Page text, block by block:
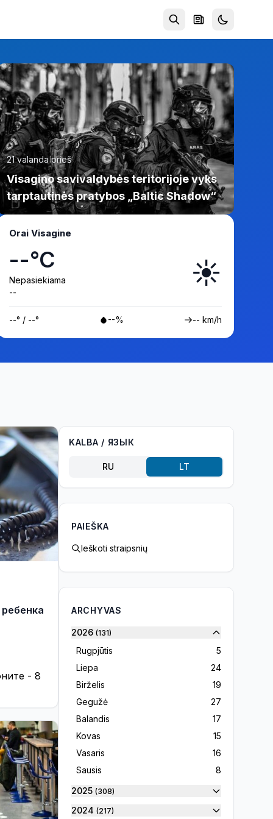
21 valanda prieš
Visagino savivaldybės teritorijoje vyks
tarptautinės pratybos „Baltic Shadow“
Orai Visagine
--°C
Nepasiekiama
--
☀️
--° / --° --% -- km/h
- 8
KALBA / ЯЗЫК
RU LT
PAIEŠKA
Ieškoti straipsnių
ARCHYVAS
2026 (131)
Rugpjūtis
5
Liepa
24
Birželis
19
Gegužė
27
Balandis
17
Kovas
15
Vasaris
16
Sausis
8
2025 (308)
2024 (217)